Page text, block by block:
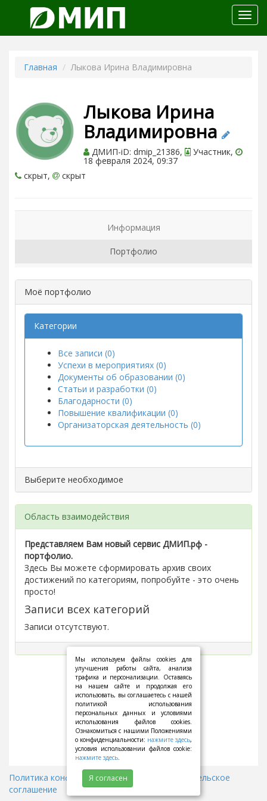
меню
Главная Лыкова Ирина Владимировна
Лыкова Ирина
Владимировна
ДМИП-iD: dmip_21386, Участник,
18 февраля 2024, 09:37
скрыт,
скрыт
Информация
Портфолио
Моё портфолио
Категории
Все записи (0)
Успехи в мероприятиях (0)
Документы об образовании (0)
Статьи и разработки (0)
Благодарности (0)
Повышение квалификации (0)
Организаторская деятельность (0)
Выберите необходимое
Область взаимодействия
Представляем Вам новый сервис ДМИП.рф -
портфолио.
Здесь Вы можете сформировать архив своих
достижений по категориям, попробуйте - это очень
просто!
Записи всех категорий
Записи отсутствуют.
Политика конфиденциальности
Пользовательское
соглашение
Мы используем файлы cookies для
улучшения работы сайта, анализа
трафика и персонализации. Оставаясь
на нашем сайте и продолжая его
использовать, вы соглашаетесь с нашей
политикой использования
персональных данных и условиями
использования файлов cookies.
Ознакомиться с нашими Положениями
о конфиденциальности: нажмите здесь,
условия использовании файлов cookie:
нажмите здесь.
Я согласен